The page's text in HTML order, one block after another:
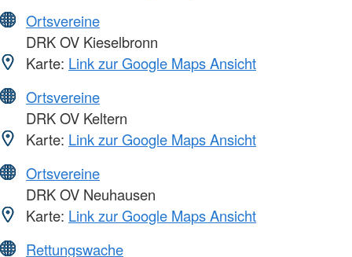
Ortsvereine
DRK OV Kieselbronn
Karte: Link zur Google Maps Ansicht
Ortsvereine
DRK OV Keltern
Karte: Link zur Google Maps Ansicht
Ortsvereine
DRK OV Neuhausen
Karte: Link zur Google Maps Ansicht
Rettungswache